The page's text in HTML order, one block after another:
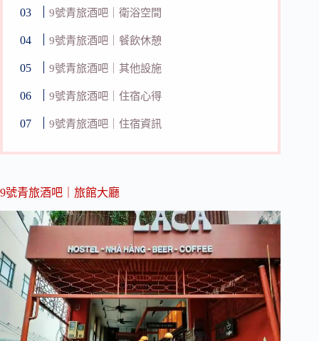
9號青旅酒吧｜衛浴空間
9號青旅酒吧｜餐飲休憩
9號青旅酒吧｜其他設施
9號青旅酒吧｜住宿心得
9號青旅酒吧｜住宿資訊
9號青旅酒吧｜旅館大廳